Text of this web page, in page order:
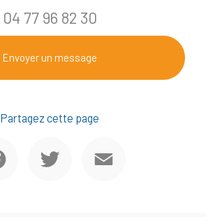
04 77 96 82 30
Envoyer un message
Partagez cette page